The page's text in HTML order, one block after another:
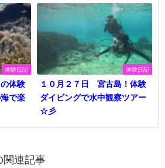
体験日記
体験
で楽
体験日記
１０月２７日 宮古島！体験
ダイビングで水中観察ツアー
☆彡
関連記事